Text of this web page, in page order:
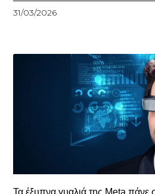
31/03/2026